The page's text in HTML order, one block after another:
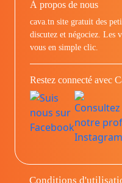
À propos de nous
cava.tn site gratuit des
discutez et négociez. Les
vous en simple clic.
Restez connecté avec
Conditions